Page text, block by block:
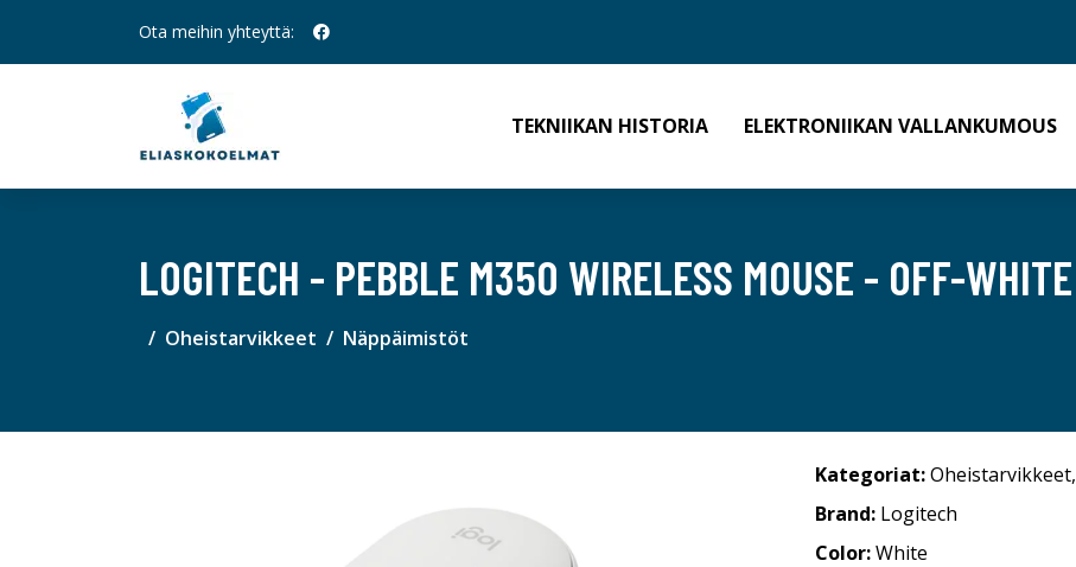
Ota meihin yhteyttä:
TEKNIIKAN HISTORIA ELEKTRONIIKAN VALLANKUMOUS
LOGITECH - PEBBLE M350 WIRELESS MOUSE - OFF-WHITE
Oheistarvikkeet Näppäimistöt
Kategoriat:Oheistarvikkeet,
Brand: Logitech
Color:White